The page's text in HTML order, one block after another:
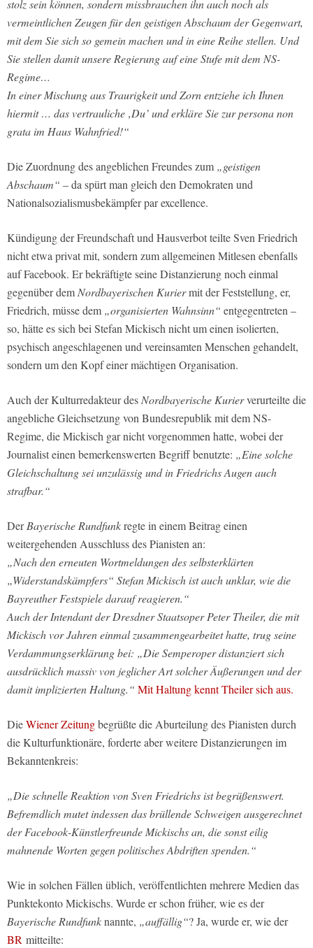
stolz sein können, sondern missbrauchen ihn auch noch als
vermeintlichen Zeugen für den geistigen Abschaum der Gegenwart,
mit dem Sie sich so gemein machen und in eine Reihe stellen. Und
Sie stellen damit unsere Regierung auf eine Stufe mit dem NS-
Regime…
In einer Mischung aus Traurigkeit und Zorn entziehe ich Ihnen
hiermit … das vertrauliche ‚Du’ und erkläre Sie zur persona non
grata im Haus Wahnfried!“
Die Zuordnung des angeblichen Freundes zum „geistigen
Abschaum“ – da spürt man gleich den Demokraten und
Nationalsozialismusbekämpfer par excellence.
Kündigung der Freundschaft und Hausverbot teilte Sven Friedrich
nicht etwa privat mit, sondern zum allgemeinen Mitlesen ebenfalls
auf Facebook. Er bekräftigte seine Distanzierung noch einmal
gegenüber demNordbayerischen Kuriermit der Feststellung, er,
Friedrich, müsse dem „organisierten Wahnsinn“ entgegentreten –
so, hätte es sich bei Stefan Mickisch nicht um einen isolierten,
psychisch angeschlagenen und vereinsamten Menschen gehandelt,
sondern um den Kopf einer mächtigen Organisation.
Auch der Kulturredakteur desNordbayerische Kurierverurteilte die
angebliche Gleichsetzung von Bundesrepublik mit dem NS-
Regime, die Mickisch gar nicht vorgenommen hatte, wobei der
Journalist einen bemerkenswerten Begriff benutzte: „Eine solche
Gleichschaltung sei unzulässig und in Friedrichs Augen auch
strafbar.“
DerBayerische Rundfunkregte in einem Beitrag einen
weitergehenden Ausschluss des Pianisten an:
„Nach den erneuten Wortmeldungen des selbsterklärten
„Widerstandskämpfers“ Stefan Mickisch ist auch unklar, wie die
Bayreuther Festspiele darauf reagieren.“
Auch der Intendant der Dresdner Staatsoper Peter Theiler, die mit
Mickisch vor Jahren einmal zusammengearbeitet hatte, trug seine
Verdammungserklärung bei: „Die Semperoper distanziert sich
ausdrücklich massiv von jeglicher Art solcher Äußerungen und der
damit implizierten Haltung.“ Mit Haltung kennt Theiler sich aus.
DieWiener Zeitungbegrüßte die Aburteilung des Pianisten durch
die Kulturfunktionäre, forderte aber weitere Distanzierungen im
Bekanntenkreis:
„Die schnelle Reaktion von Sven Friedrichs ist begrüßenswert.
Befremdlich mutet indessen das brüllende Schweigen ausgerechnet
der Facebook-Künstlerfreunde Mickischs an, die sonst eilig
mahnende Worten gegen politisches Abdriften spenden.“
Wie in solchen Fällen üblich, veröffentlichten mehrere Medien das
Punktekonto Mickischs. Wurde er schon früher, wie es der
Bayerische Rundfunknannte, „auffällig“? Ja, wurde er, wie der
BR mitteilte: